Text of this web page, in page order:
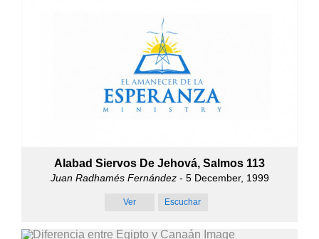
Alabad Siervos De Jehová, Salmos 113
Juan Radhamés Fernández- 5 December, 1999
Ver Escuchar